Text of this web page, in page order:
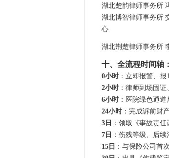
湖北楚韵律师事务所
湖北博智律师事务所
心
湖北荆楚律师事务所
十、全流程时间轴
0小时 ：立即报警、
2小时 ：律师到场固
6小时 ：医院绿色通
24小时 ：完成诉前财
3日 ：领取《事故责
7日 ：伤残等级、后
15日 ：与保险公司首